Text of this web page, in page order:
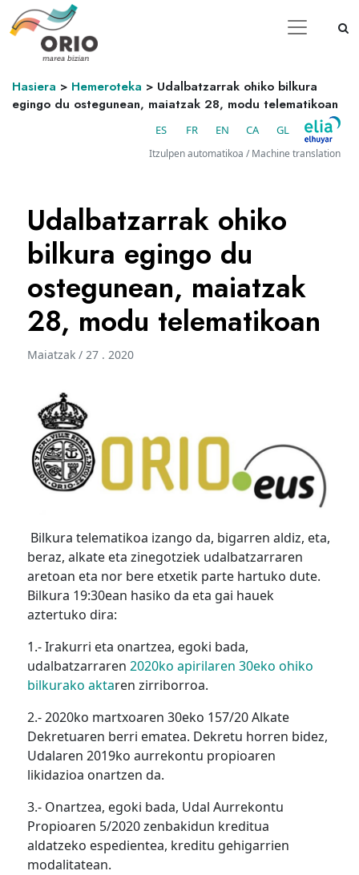
Hasiera > Hemeroteka > Udalbatzarrak ohiko bilkura
egingo du ostegunean, maiatzak 28, modu telematikoan
ES FR EN CA GL
Itzulpen automatikoa / Machine translation
Udalbatzarrak ohiko
bilkura egingo du
ostegunean, maiatzak
28, modu telematikoan
Maiatzak / 27 . 2020
Bilkura telematikoa izango da, bigarren aldiz, eta,
beraz, alkate eta zinegotziek udalbatzarraren
aretoan eta nor bere etxetik parte hartuko dute.
Bilkura 19:30ean hasiko da eta gai hauek
aztertuko dira:
1.- Irakurri eta onartzea, egoki bada,
udalbatzarraren2020ko apirilaren 30eko ohiko
bilkurako aktaren zirriborroa.
2.- 2020ko martxoaren 30eko 157/20 Alkate
Dekretuaren berri ematea. Dekretu horren bidez,
Udalaren 2019ko aurrekontu propioaren
likidazioa onartzen da.
3.- Onartzea, egoki bada, Udal Aurrekontu
Propioaren 5/2020 zenbakidun kreditua
aldatzeko espedientea, kreditu gehigarrien
modalitatean.